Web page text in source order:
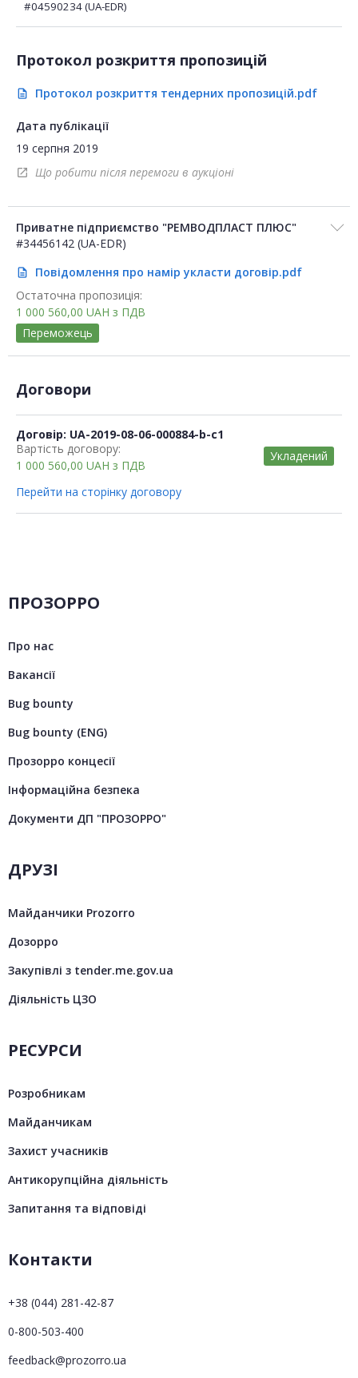
#04590234 (UA-EDR)
Протокол розкриття пропозицій
description Протокол розкриття тендерних пропозицій.pdf
Дата публікації
19 серпня 2019
open_in_new Що робити після перемоги в аукціоні
Приватне підприємство "РЕМВОДПЛАСТ ПЛЮС"
#34456142 (UA-EDR)
description
Повідомлення про намір укласти договір.pdf
Остаточна пропозиція:
1 000 560,00 UAH з ПДВ
Переможець
Договори
Договір: UA-2019-08-06-000884-b-c1
Вартість договору:
1 000 560,00 UAH з ПДВ
Укладений
Перейти на сторінку договору
ПРОЗОРРО
Про нас
Вакансії
Bug bounty
Bug bounty (ENG)
Прозорро концесії
Інформаційна безпека
Документи ДП "ПРОЗОРРО"
ДРУЗІ
Майданчики Prozorro
Дозорро
Закупівлі з tender.me.gov.ua
Діяльність ЦЗО
РЕСУРСИ
Розробникам
Майданчикам
Захист учасників
Антикорупційна діяльність
Запитання та відповіді
Контакти
+38 (044) 281-42-87
0-800-503-400
feedback@prozorro.ua